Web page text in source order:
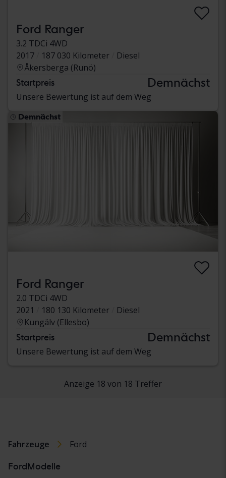
Ford Ranger
3.2 TDCi 4WD
2017
187 030 Kilometer
Diesel
Åkersberga (Runö)
Startpreis Demnächst
Unsere Bewertung ist auf dem Weg
Demnächst
Ford Ranger
2.0 TDCi 4WD
2021
180 130 Kilometer
Diesel
Kungälv (Ellesbo)
Startpreis Demnächst
Unsere Bewertung ist auf dem Weg
Anzeige 18 von 18 Treffer
Fahrzeuge Ford
FordModelle